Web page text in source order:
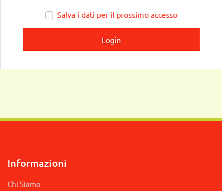
Salva i dati per il prossimo accesso
Informazioni
Chi Siamo